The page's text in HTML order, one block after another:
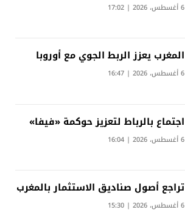
6 أغسطس، 2026 | 17:02
المغرب يعزز الربط الجوي مع أوروبا
6 أغسطس، 2026 | 16:47
اجتماع بالرباط لتعزيز حوكمة «فيفا»
6 أغسطس، 2026 | 16:04
تراجع أصول صناديق الاستثمار بالمغرب
6 أغسطس، 2026 | 15:30